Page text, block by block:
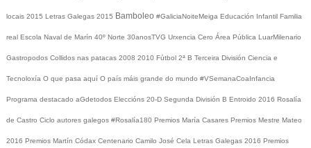
locais 2015 Letras Galegas 2015 Bamboleo #GaliciaNoiteMeiga Educación Infantil Familia
real Escola Naval de Marín 40º Norte 30anosTVG Urxencia Cero Área Pública LuarMilenario
Gastropodos Collidos nas patacas 2008 2010 Fútbol 2ª B Terceira División Ciencia e
Tecnoloxía O que pasa aquí O país máis grande do mundo #VSemanaCoaInfancia
Programa destacado aGdetodos Eleccións 20-D Segunda División B Entroido 2016 Rosalía
de Castro Ciclo autores galegos #Rosalía180 Premios María Casares Premios Mestre Mateo
2016 Premios Martín Códax Centenario Camilo José Cela Letras Galegas 2016 Premios